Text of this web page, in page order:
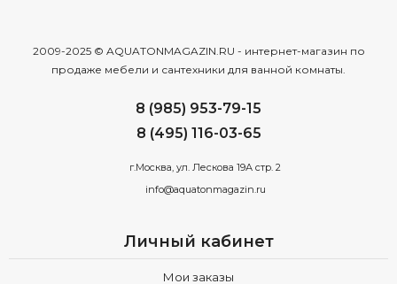
2009-2025 © AQUATONMAGAZIN.RU - интернет-магазин по
продаже мебели и сантехники для ванной комнаты.
8 (985) 953-79-15
8 (495) 116-03-65
г.Москва, ул. Лескова 19А стр. 2
info@aquatonmagazin.ru
Личный кабинет
Мои заказы